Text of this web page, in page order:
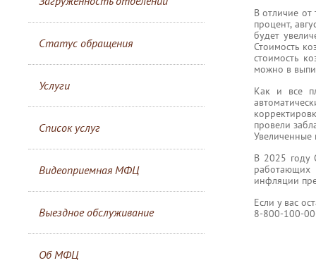
Статус обращения
Услуги
Список услуг
Видеоприемная МФЦ
Выездное обслуживание
Об МФЦ
В отличие
процент,
будет
Стоимость
стоимость
можно в
Как и все
провели
Увеличенные
В 2025 году
работающих
инфляции
Если у вас
8-800-100-